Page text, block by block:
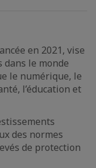
en 2021, vise
le monde
le numérique, le
l’éducation et
des normes
de protection